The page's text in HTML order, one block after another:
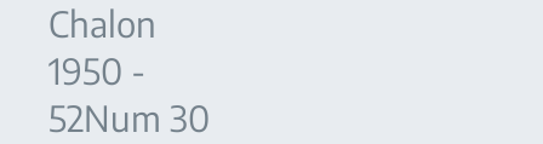
Chalon
1950 -
52Num 30